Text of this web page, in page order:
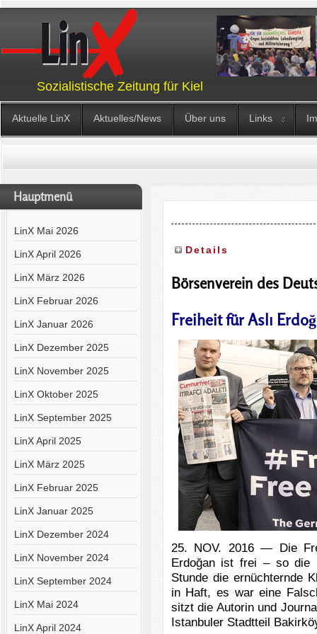
Sozialistische Zeitung für Kiel
Aktuelle LinX Aktuelles/News Über uns Links
Hauptmenü
LinX Mai 2026
LinX April 2026
LinX März 2026
LinX Februar 2026
LinX Januar 2026
LinX Dezember 2025
LinX November 2025
LinX Oktober 2025
LinX September 2025
LinX April 2025
LinX März 2025
LinX Februar 2025
LinX Januar 2025
LinX Dezember 2024
LinX November 2024
LinX September 2024
LinX Mai 2024
LinX April 2024
Details
Börsenverein des
Freiheit für Aslı
25. NOV. 2016 — Die
Erdoğan ist frei – so die
Stunde die ernüchternde
in Haft, es war eine
sitzt die Autorin und
Istanbuler Stadtteil